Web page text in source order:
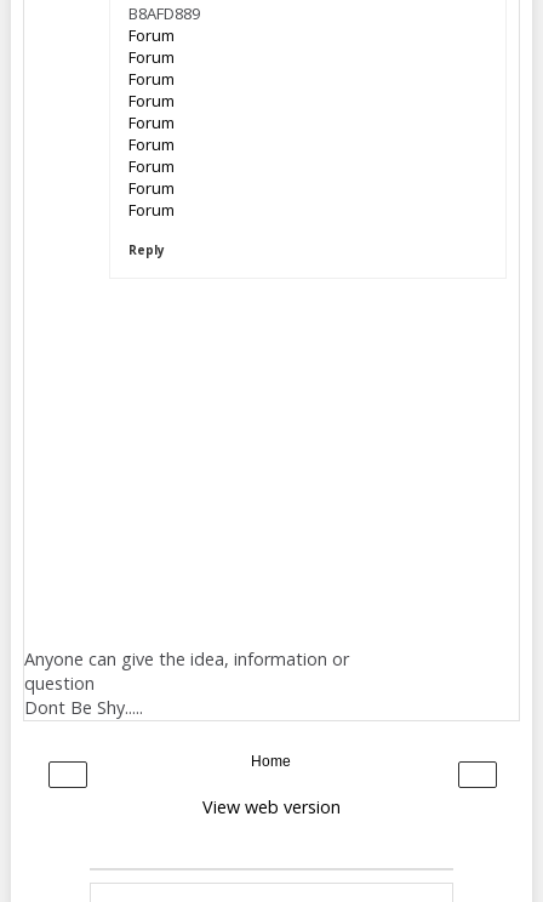
B8AFD889
Forum
Forum
Forum
Forum
Forum
Forum
Forum
Forum
Forum
Reply
Anyone can give the idea, information or
question
Dont Be Shy.....
‹ ›
Home
View web version